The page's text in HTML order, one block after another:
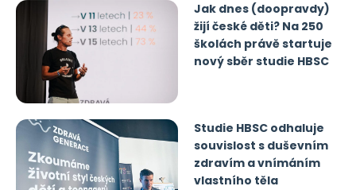
Jak dnes (doopravdy)
žijí české děti? Na 250
školách právě startuje
nový sběr studie HBSC
Studie HBSC odhaluje
souvislost s duševním
zdravím a vnímáním
vlastního těla